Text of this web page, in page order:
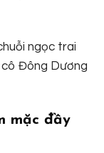
ngọc trai
cô Đông Dương
mặc đầy